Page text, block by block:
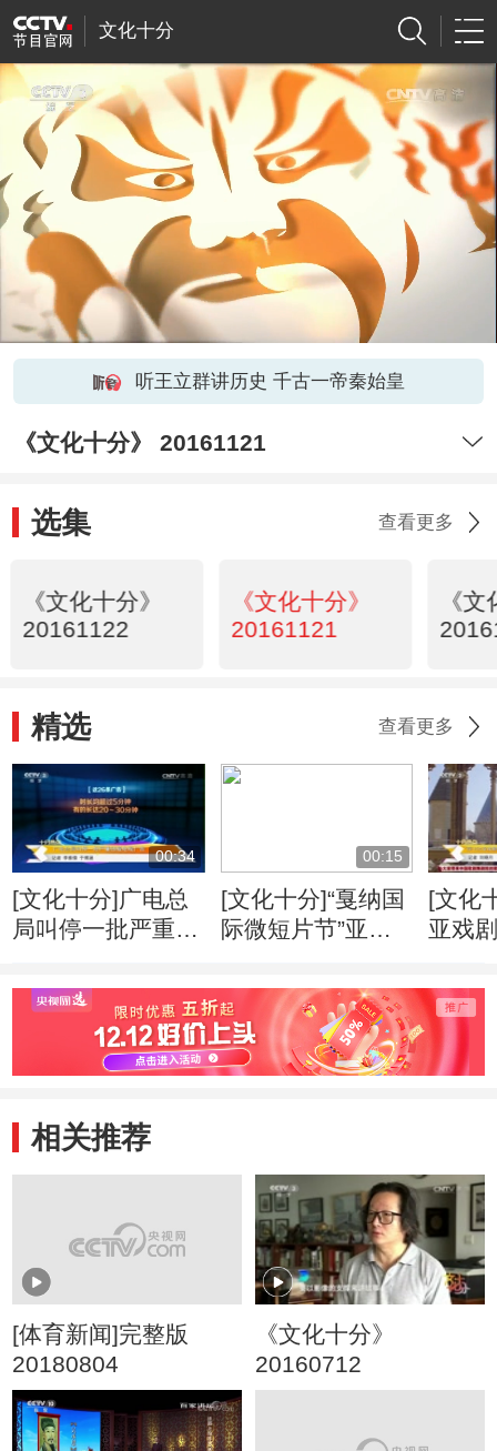
文化十分
听王立群讲历史 千古一帝秦始皇
《文化十分》 20161121
选集 查看更多
《文化十分》
20161122
《文化十分》
20161121
《
精选 查看更多
00:34
[文化十分]广电总
局叫停一批严重违
00:15
[文化十分]“戛纳国
际微短片节”亚太
[文化
亚戏
放
相关推荐
[体育新闻]完整版
20180804
《文化十分》
20160712